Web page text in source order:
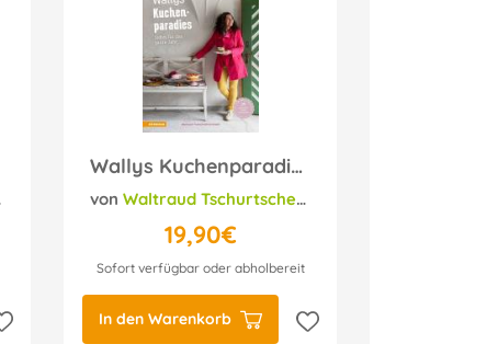
Wallys Kuchenparadies
vonWaltraud Tschurtschenthaler
19,90€
Sofort verfügbar oder abholbereit
In den Warenkorb